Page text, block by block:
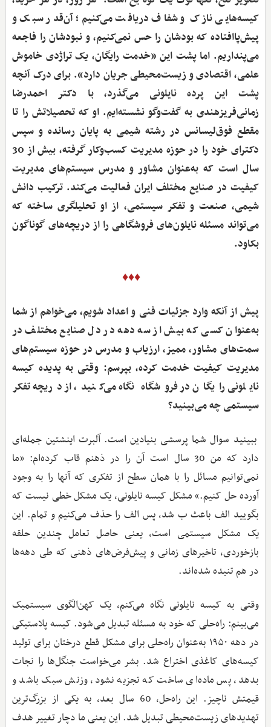
کیسه‌هایی نازک و شفاف دریافت می‌کنیم؛ آن‌قدر سبک و
پیش‌پاافتاده که بودشان را حس نمی‌کنیم، و نبودشان را فاجعه
می‌پنداریم. اما پشت این «خدمت رایگان، یک تراژدی خاموش
علمی، اقتصادی و زیست‌محیطی جریان دارد». برای درک آنچه
پشت این پرده نایلونی می‌گذرد، با دکتر احمدرضا
زمانی‌فریزهندی به گفت‌وگو نشسته‌ایم. او که تحصیلاتش را تا
مقطع فوق‌لیسانس در رشته شیمی به پایان رسانده و سپس
دکترای خود را در حوزه مدیریت کسب‌وکار گرفته، بیش از 30
سال است که به‌عنوان مشاور و مدرس سیستم‌های مدیریت
کیفیت در صنایع مختلف ایران فعالیت می‌کند. ترکیب دانش
شیمی، صنعت و تفکر سیستمی، از او تحلیلگری ساخته که
می‌تواند مسئله نایلون‌های فروشگاهی را از دریچه‌های گوناگون
بکاود.
♦♦♦
پیش از آنکه وارد جزئیات فنی و اعداد شویم، می‌خواهم از شما
به‌عنوان کسی که بیش از سه دهه در دل صنایع مختلف در
سمت‌های مشاور، ممیز، ارزیاب و مدرس در حوزه سیستم‌های
مدیریت کیفیت خدمت کرده، بپرسم: وقتی به پدیده کیسه
نایلونی رایگان در فروشگاه نگاه می‌کنید، از دریچه تفکر
سیستمی چه می‌بینید؟
ببینید سوال شما پرسشی بنیادین است. آلبرت اینشتین جمله‌ای
دارد که من 30 سال است آن را در ذهنم قاب کرده‌ام: «ما
نمی‌توانیم مسائل را با همان سطح از تفکری که آنها را به وجود
آورده حل کنیم.» مشکل کیسه نایلونی، یک مشکل خطی نیست که
بگویید الف باعث ب شد، پس الف را حذف می‌کنیم و تمام. این
یک مشکل سیستمی است، یعنی حاصل تعامل چندین حلقه
بازخوردی، تاخیرهای زمانی و پیش‌فرض‌های ذهنی که طی دهه‌ها
در هم تنیده شده‌اند.
وقتی به کیسه نایلونی نگاه می‌کنم، یک کهن‌الگوی سیستمیک
می‌بینم: راه‌حلی که خود به مسئله تبدیل می‌شود. کیسه پلاستیکی
در دهه ۱۹۵۰ به‌عنوان راه‌حلی برای مشکل قطع درختان برای تولید
کیسه‌های کاغذی اختراع شد. بشر می‌خواست جنگل‌ها را نجات
بدهد، پس ماده‌ای ساخت که تجزیه نشود، وزنش سبک باشد و
قیمتش ناچیز. این راه‌حل، 60 سال بعد، به یکی از بزرگ‌ترین
تهدیدهای زیست‌محیطی تبدیل شد. این یعنی ما دچار تغییر هدف